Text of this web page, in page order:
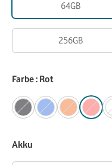
64GB
256GB
Farbe : Rot
Akku